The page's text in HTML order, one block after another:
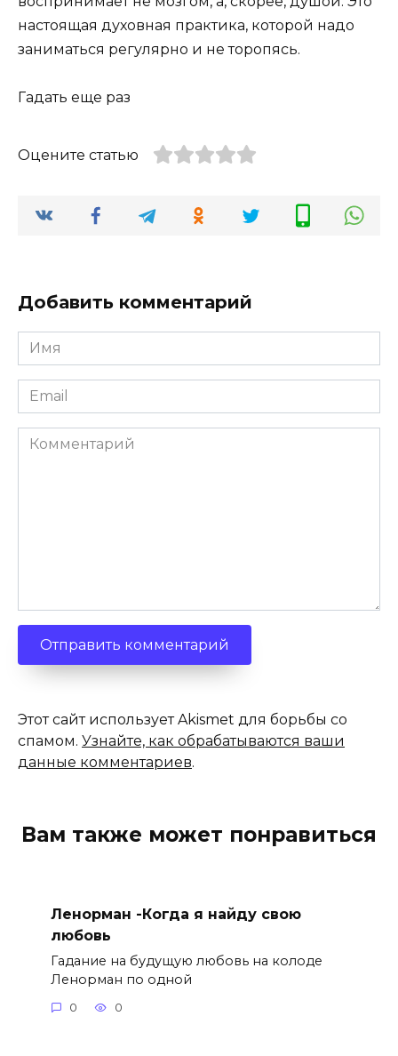
настоящая духовная практика, которой надо
заниматься регулярно и не торопясь.
Гадать еще раз
Оцените статью
Добавить комментарий
Имя
*
Email
*
Комментарий
Этот сайт использует Akismet для борьбы со
спамом. Узнайте, как обрабатываются ваши
данные комментариев.
Вам также может понравиться
Ленорман -Когда я найду свою
любовь
Гадание на будущую любовь на колоде
Ленорман по одной
0 0